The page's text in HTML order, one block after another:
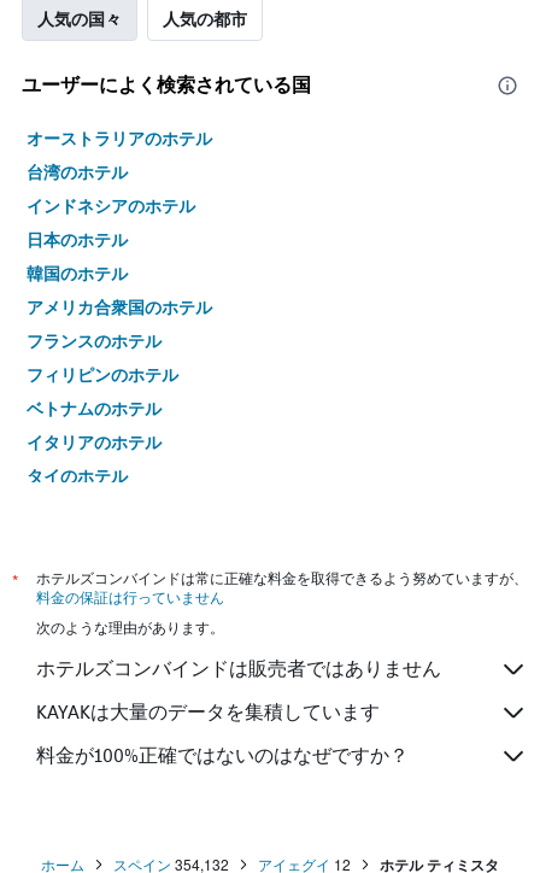
人気の国々 人気の都市
ユーザーによく検索されている国
オーストラリアのホテル
台湾のホテル
インドネシアのホテル
日本のホテル
韓国のホテル
アメリカ合衆国のホテル
フランスのホテル
フィリピンのホテル
ベトナムのホテル
イタリアのホテル
タイのホテル
*
ホテルズコンバインドは常に正確な料金を取得できるよう努めていますが、
料金の保証は行っていません
次のような理由があります。
ホテルズコンバインドは販売者ではありません
KAYAKは大量のデータを集積しています
料金が100%正確ではないのはなぜですか？
ホーム スペイン 354,132 アイェグイ 12 ホテル ティミスタ